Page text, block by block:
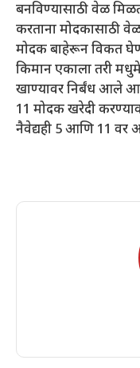
बनविण्यासाठी वेळ
करताना मोदकासाठी वेळ
मोदक बाहेरून विकत
किमान एकाला तरी
खाण्यावर निर्बंध आले
11 मोदक खरेदी
नैवेद्यही 5 आणि 11 वर